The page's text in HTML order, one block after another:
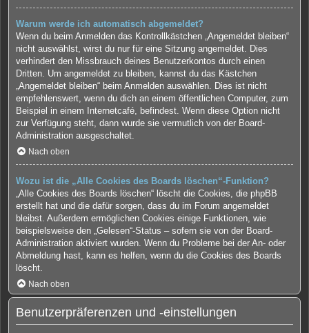
Warum werde ich automatisch abgemeldet?
Wenn du beim Anmelden das Kontrollkästchen „Angemeldet bleiben“
nicht auswählst, wirst du nur für eine Sitzung angemeldet. Dies
verhindert den Missbrauch deines Benutzerkontos durch einen
Dritten. Um angemeldet zu bleiben, kannst du das Kästchen
„Angemeldet bleiben“ beim Anmelden auswählen. Dies ist nicht
empfehlenswert, wenn du dich an einem öffentlichen Computer, zum
Beispiel in einem Internetcafé, befindest. Wenn diese Option nicht
zur Verfügung steht, dann wurde sie vermutlich von der Board-
Administration ausgeschaltet.
Nach oben
Wozu ist die „Alle Cookies des Boards löschen“-Funktion?
„Alle Cookies des Boards löschen“ löscht die Cookies, die phpBB
erstellt hat und die dafür sorgen, dass du im Forum angemeldet
bleibst. Außerdem ermöglichen Cookies einige Funktionen, wie
beispielsweise den „Gelesen“-Status – sofern sie von der Board-
Administration aktiviert wurden. Wenn du Probleme bei der An- oder
Abmeldung hast, kann es helfen, wenn du die Cookies des Boards
löscht.
Nach oben
Benutzerpräferenzen und -einstellungen